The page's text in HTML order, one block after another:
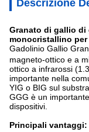
Descrizione
Granato di gallio di
monocristallino per
Gadolinio Gallio
magneto-ottico e a
ottico a infrarossi
importante nella
YIG o BIG sul
GGG è un
dispositivi.
Principali vantaggi: